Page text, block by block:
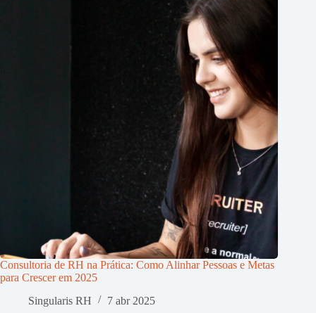
Consultoria de RH na Prática: Como Alinhar Pessoas e Metas
para Crescer em 2025
Singularis RH
7 abr 2025